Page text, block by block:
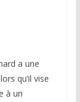
a une
qu’il vise
à un